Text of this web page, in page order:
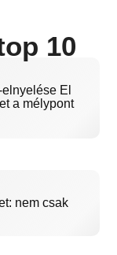
10
El
a mélypont
nem csak